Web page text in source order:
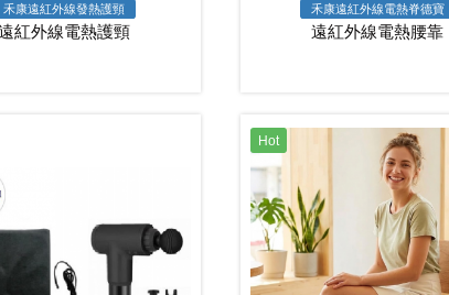
禾康遠紅外線發熱護頸
紅外線電熱護頸
禾康遠紅外線電熱脊德寶
遠紅外線電熱腰靠
Hot